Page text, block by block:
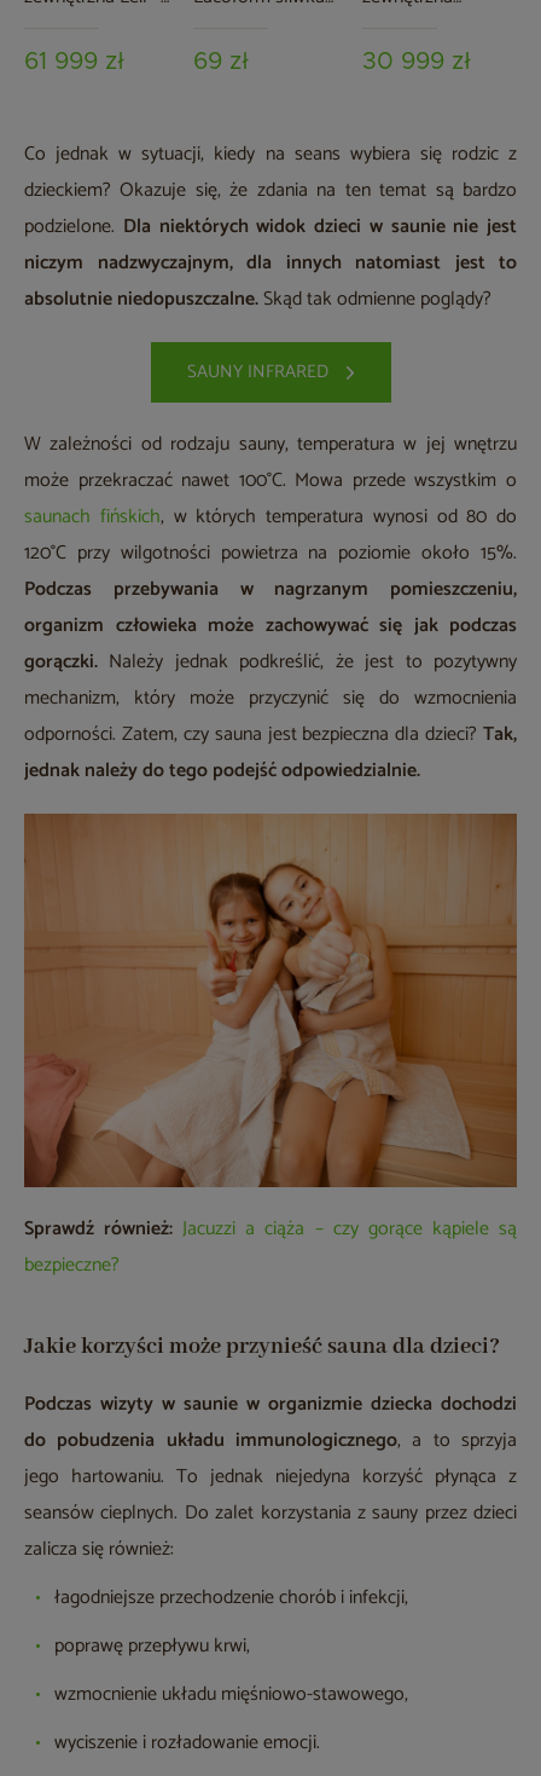
osobowa
61 999 zł 69 zł szatnią 373 x 210
cm
30 999 zł
Co jednak w sytuacji, kiedy na seans wybiera się rodzic z
dzieckiem? Okazuje się, że zdania na ten temat są bardzo
podzielone. Dla niektórych widok dzieci w saunie nie jest
niczym nadzwyczajnym, dla innych natomiast jest to
absolutnie niedopuszczalne.Skąd tak odmienne poglądy?
SAUNY INFRARED
W zależności od rodzaju sauny, temperatura w jej wnętrzu
może przekraczać nawet 100°C. Mowa przede wszystkim o
saunach fińskich, w których temperatura wynosi od 80 do
120°C przy wilgotności powietrza na poziomie około 15%.
Podczas przebywania w nagrzanym pomieszczeniu,
organizm człowieka może zachowywać się jak podczas
gorączki. Należy jednak podkreślić, że jest to pozytywny
mechanizm, który może przyczynić się do wzmocnienia
odporności. Zatem, czy sauna jest bezpieczna dla dzieci? Tak,
jednak należy do tego podejść odpowiedzialnie.
Sprawdź również:Jacuzzi a ciąża – czy gorące kąpiele są
bezpieczne?
Jakie korzyści może przynieść sauna dla dzieci?
Podczas wizyty w saunie w organizmie dziecka dochodzi
do pobudzenia układu immunologicznego, a to sprzyja
jego hartowaniu. To jednak niejedyna korzyść płynąca z
seansów cieplnych. Do zalet korzystania z sauny przez dzieci
zalicza się również:
łagodniejsze przechodzenie chorób i infekcji,
poprawę przepływu krwi,
wzmocnienie układu mięśniowo-stawowego,
wyciszenie i rozładowanie emocji.